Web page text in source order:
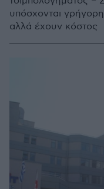
υπόσχονται
αλλά έχουν κόστος